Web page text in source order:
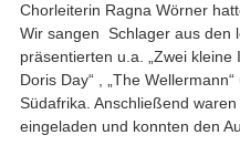
Chorleiterin Ragna Wörner
Wir sangen Schlager aus den
präsentierten u.a. „Zwei
Doris Day“ , „The
Südafrika. Anschließend
eingeladen und konnten den